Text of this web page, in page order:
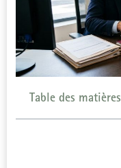
Table des matières